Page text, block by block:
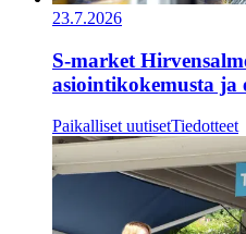
23.7.2026
S-market
asiointikokemusta ja
Paikalliset uutisetTiedotteet